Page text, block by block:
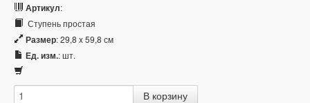
Артикул:
Ступень простая
Размер: 29,8 x 59,8 см
Ед. изм.: шт.